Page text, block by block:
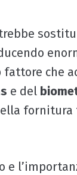
fattore che
e del
e